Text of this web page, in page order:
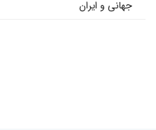
جهانی و ایران